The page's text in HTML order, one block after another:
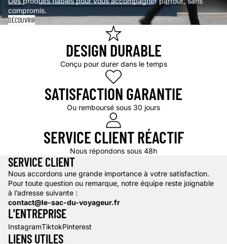
compromis.
DÉCOUVRIR
DESIGN DURABLE
Conçu pour durer dans le temps
SATISFACTION GARANTIE
Ou remboursé sous 30 jours
SERVICE CLIENT RÉACTIF
Nous répondons sous 48h
SERVICE CLIENT
Nous accordons une grande importance à votre satisfaction.
Pour toute question ou remarque, notre équipe reste joignable
à l’adresse suivante :
contact@le-sac-du-voyageur.fr
L'ENTREPRISE
InstagramTiktokPinterest
LIENS UTILES